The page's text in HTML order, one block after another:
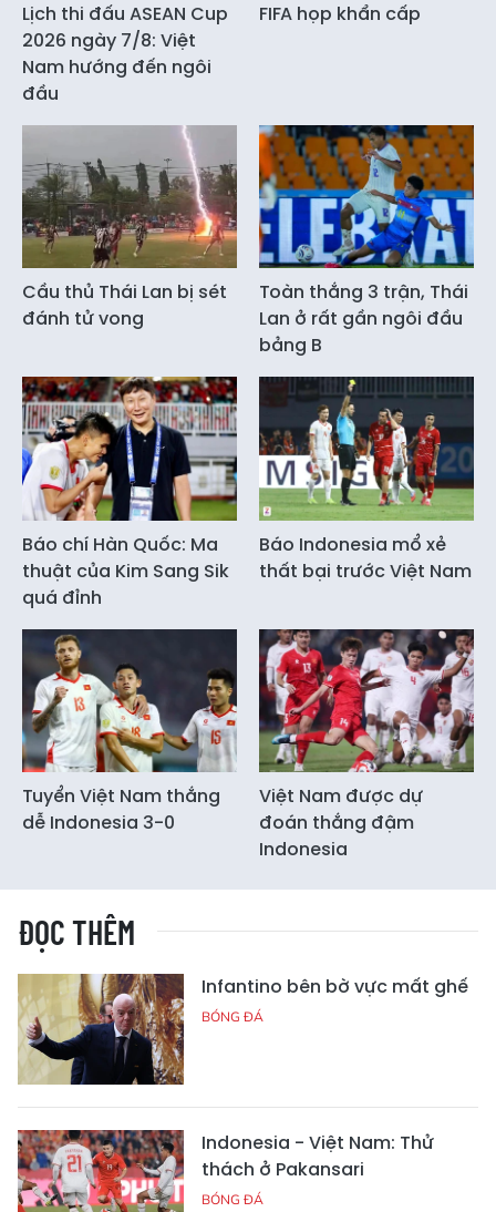
Lịch thi đấu ASEAN Cup
2026 ngày 7/8: Việt
Nam hướng đến ngôi
đầu
FIFA họp khẩn cấp
Cầu thủ Thái Lan bị sét
đánh tử vong
Toàn thắng 3 trận, Thái
Lan ở rất gần ngôi đầu
bảng B
Báo chí Hàn Quốc: Ma
thuật của Kim Sang Sik
quá đỉnh
Báo Indonesia mổ xẻ
thất bại trước Việt Nam
Tuyển Việt Nam thắng
dễ Indonesia 3-0
Việt Nam được dự
đoán thắng đậm
Indonesia
ĐỌC THÊM
Infantino bên bờ vực mất ghế
BÓNG ĐÁ
Indonesia - Việt Nam: Thử
thách ở Pakansari
BÓNG ĐÁ